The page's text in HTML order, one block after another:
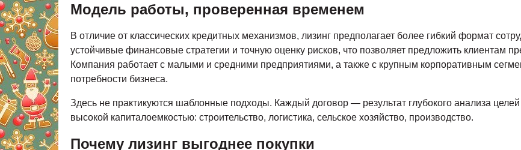
Модель работы, проверенная временем
В отличие от классических кредитных механизмов, лизинг предполагает более гибкий формат
устойчивые финансовые стратегии и точную оценку рисков, что позволяет предложить клиентам
Компания работает с малыми и средними предприятиями, а также с крупным корпоративным
потребности бизнеса.
Здесь не практикуются шаблонные подходы. Каждый договор — результат глубокого анализа
высокой капиталоемкостью: строительство, логистика, сельское хозяйство, производство.
Почему лизинг выгоднее покупки